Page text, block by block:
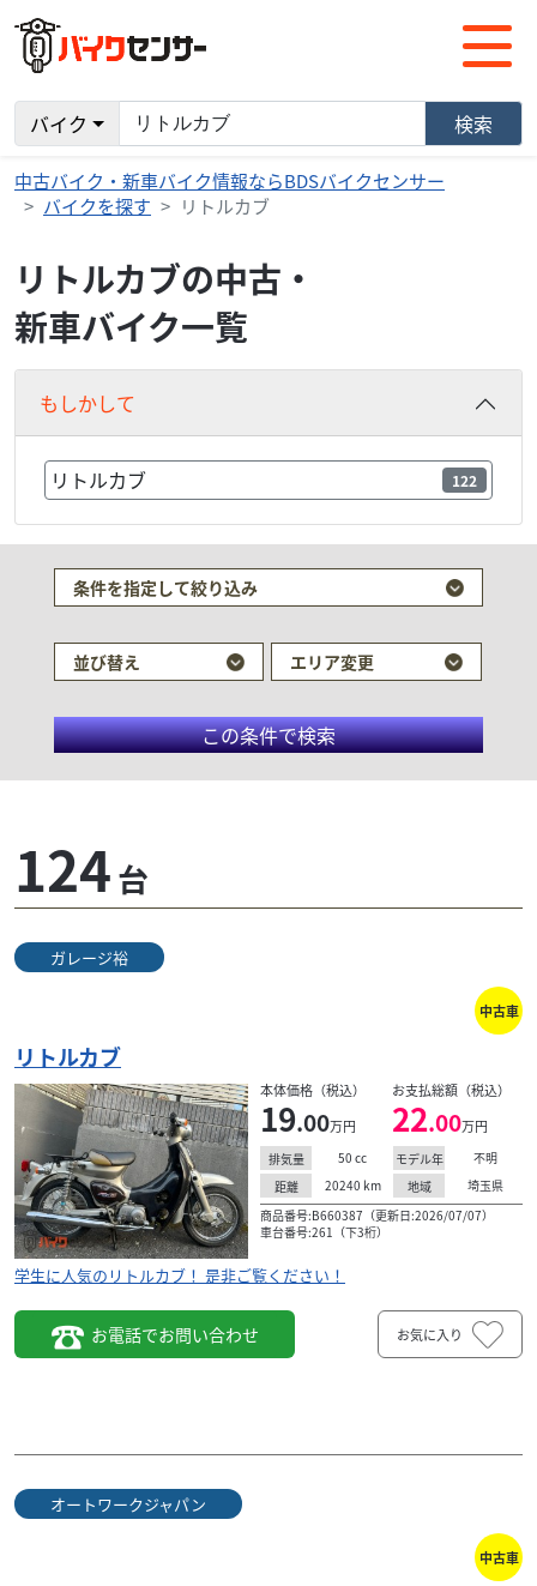
バイク 検索
中古バイク・新車バイク情報ならBDSバイクセンサー
バイクを探す
リトルカブ
リトルカブの中古・
新車バイク一覧
もしかして
リトルカブ 122
ホンダ
本体価格:
～点検・修理に関するお問い合わせ～ 修理工場直通：
0467-58-8198 ※ 12時～13時は整備士が休憩中のた
め、お電話がつながりません。 ※...
条件を指定して絞り込み
並び替え エリア変更
この条件で検索
124台
ガレージ裕
中古車
リトルカブ
本体価格（税込）
19.00万円
お支払総額（税込）
22.00万円
排気量 50 cc モデル年
不明
距離
20240 km 地域
埼玉県
商品番号:B660387（更新日:2026/07/07）
車台番号:261（下3桁）
学生に人気のリトルカブ！ 是非ご覧ください！
お電話でお問い合わせ お気に入り
オートワークジャパン
中古車